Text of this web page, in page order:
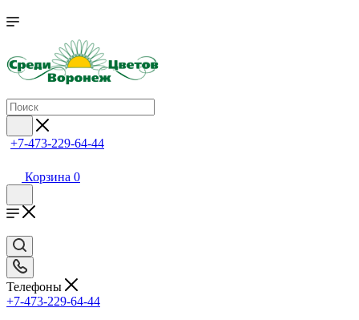
+7-473-229-64-44
Корзина 0
Телефоны
+7-473-229-64-44